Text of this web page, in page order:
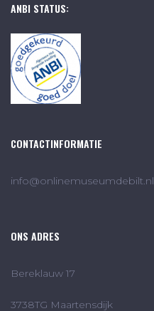
ANBI STATUS:
CONTACTINFORMATIE
info@onlinemuseumdebilt.nl
ONS ADRES
Bereklauw 17
3738TG Maartensdijk